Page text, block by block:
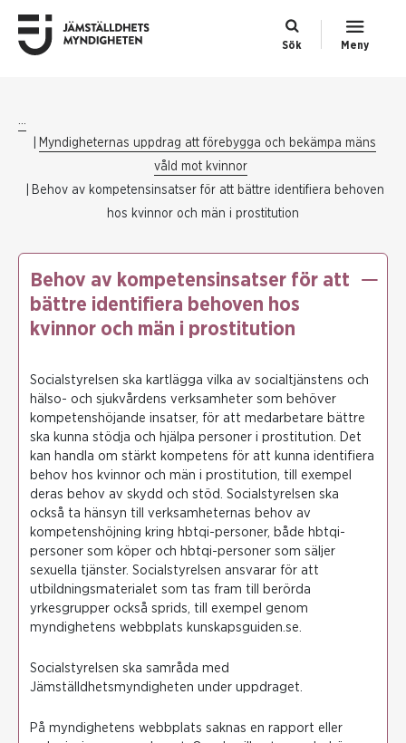
Sök Meny
...
Myndigheternas uppdrag att förebygga och bekämpa mäns
våld mot kvinnor
Behov av kompetensinsatser för att bättre identifiera behoven
hos kvinnor och män i prostitution
Behov av kompetensinsatser för att
bättre identifiera behoven hos
kvinnor och män i prostitution
Socialstyrelsen ska kartlägga vilka av socialtjänstens och
hälso- och sjukvårdens verksamheter som behöver
kompetenshöjande insatser, för att medarbetare bättre
ska kunna stödja och hjälpa personer i prostitution. Det
kan handla om stärkt kompetens för att kunna identifiera
behov hos kvinnor och män i prostitution, till exempel
deras behov av skydd och stöd. Socialstyrelsen ska
också ta hänsyn till verksamheternas behov av
kompetenshöjning kring hbtqi-personer, både hbtqi-
personer som köper och hbtqi-personer som säljer
sexuella tjänster. Socialstyrelsen ansvarar för att
utbildningsmaterialet som tas fram till berörda
yrkesgrupper också sprids, till exempel genom
myndighetens webbplats kunskapsguiden.se.
Socialstyrelsen ska samråda med
Jämställdhetsmyndigheten under uppdraget.
På myndighetens webbplats saknas en rapport eller